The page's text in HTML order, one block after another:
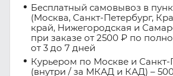
Бесплатный самовывоз в
(Москва, Санкт-Петербург,
край, Нижегородская и
при заказе от 2500 ₽ по
от 3 до 7 дней
Курьером по Москве и Санкт-
(внутри / за МКАД и КАД) –